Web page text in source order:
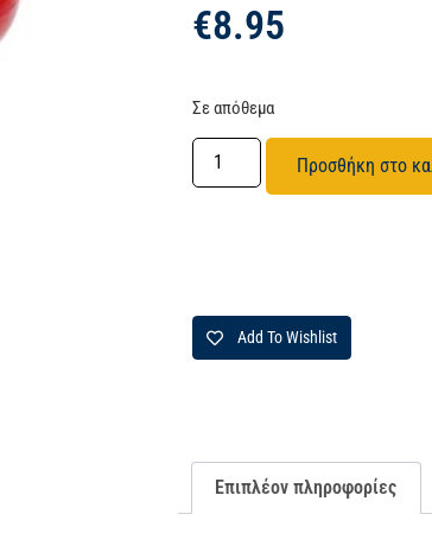
€8.95
Σε απόθεμα
Προσθήκη στο
Add To Wishlist
Επιπλέον πληροφορίες